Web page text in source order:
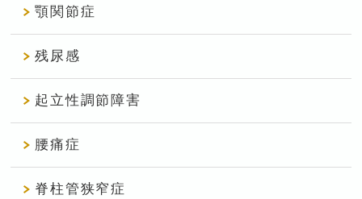
顎関節症
残尿感
起立性調節障害
腰痛症
脊柱管狭窄症